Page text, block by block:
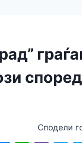
Сподели